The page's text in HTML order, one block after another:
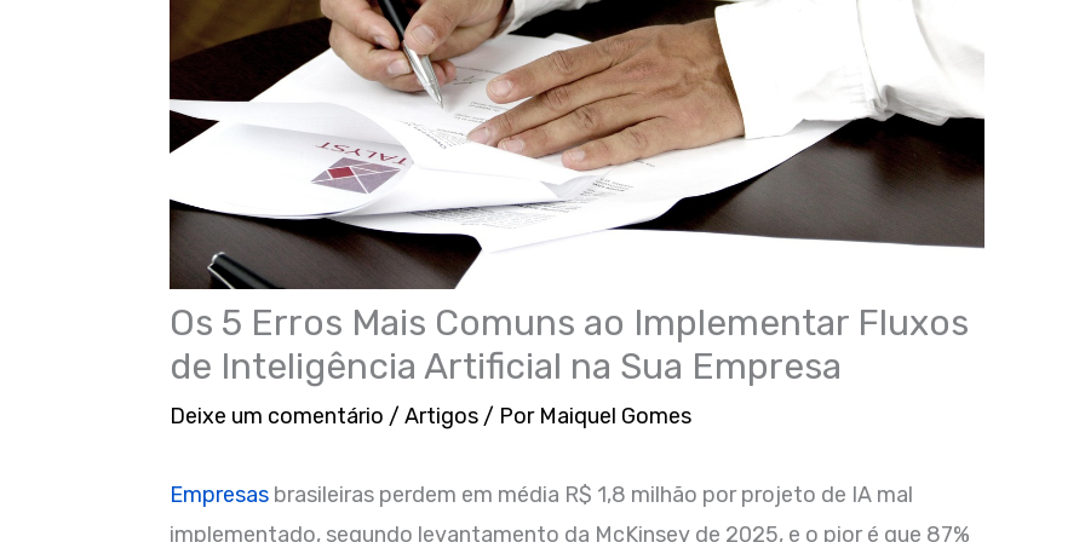
Os 5 Erros Mais Comuns ao Implementar Fluxos
de Inteligência Artificial na Sua Empresa
Deixe um comentário /Artigos / Por Maiquel Gomes
Empresas brasileiras perdem em média R$ 1,8 milhão por projeto de IA mal
implementado, segundo levantamento da McKinsey de 2025, e o pior é que 87%